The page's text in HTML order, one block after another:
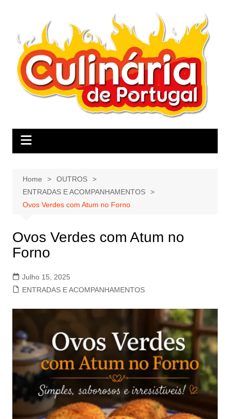
Home
OUTROS
ENTRADAS E ACOMPANHAMENTOS
Ovos Verdes com Atum no Forno
Ovos Verdes com Atum no
Forno
Julho 15, 2025
ENTRADAS E ACOMPANHAMENTOS